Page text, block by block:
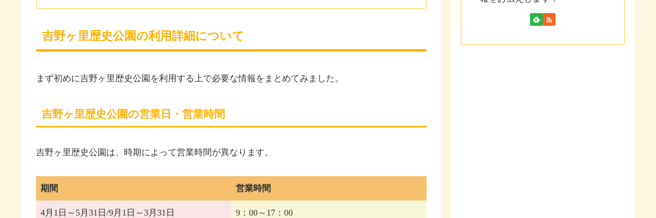
吉野ヶ里歴史公園の利用詳細について
まず初めに吉野ヶ里歴史公園を利用する上で必要な情報をまとめてみました。
吉野ヶ里歴史公園の営業日・営業時間
吉野ヶ里歴史公園は、時期によって営業時間が異なります。
期間 営業時間
4月1日～5月31日/9月1日～3月31日 9：00～17：00